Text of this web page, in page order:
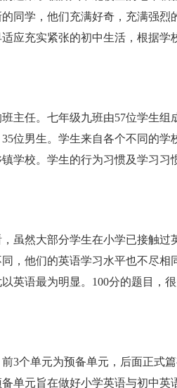
同学，他们充满好奇，充满强烈
应充实紧张的初中生活，根据学
主任。七年级九班由57位学生组
位男生。学生来自各个不同的
学校。学生的行为习惯及学习习
虽然大部分学生在小学已接触过
，他们的英语学习水平也不尽相
英语最为明显。100分的题目，
3个单元为预备单元，后面正式
备单元旨在做好小学英语与初中